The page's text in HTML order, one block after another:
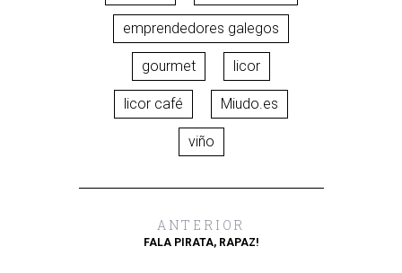
emprendedores galegos
gourmet licor
licor café Miudo.es
viño
ANTERIOR
FALA PIRATA, RAPAZ!